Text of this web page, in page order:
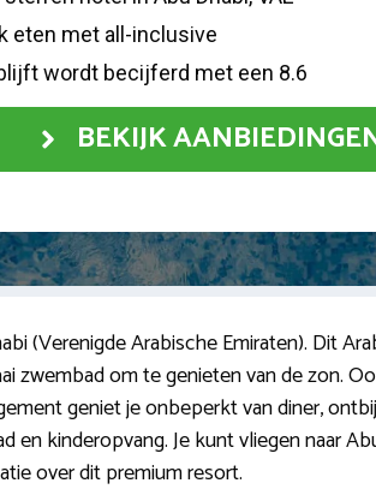
eten met all-inclusive
wordt becijferd met een 8.6
BEKIJK
(Verenigde Arabische Emiraten). Dit
zwembad om te genieten van de zon.
geniet je onbeperkt van diner,
en kinderopvang. Je kunt vliegen naar
over dit premium resort.